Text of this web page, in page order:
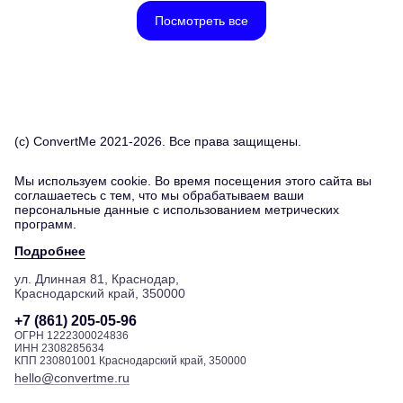
Яндекс Бизнес Апрелевка
Яндекс Бизнес Арзамас
Яндекс Бизнес Асбест
Яндекс Бизнес Астрахань
Яндекс Бизнес Ачинск
Яндекс Бизнес Аша
Яндекс Бизнес Балаково
Яндекс Бизнес Балашиха
Яндекс Бизнес Балашов
Яндекс Бизнес Барабинск
Яндекс Бизнес Барнаул
Яндекс Бизнес Батайск
Яндекс Бизнес Белая Калитва
Яндекс Бизнес Белгород
Яндекс Бизнес Белебей
Посмотреть все
(c) ConvertMe 2021-2026. Все права защищены.
Мы используем cookie. Во время посещения этого сайта вы
соглашаетесь с тем, что мы обрабатываем ваши
персональные данные с использованием метрических
программ.
Подробнее
ул. Длинная 81, Краснодар,
Краснодарский край, 350000
+7 (861) 205-05-96
ОГРН 1222300024836
ИНН 2308285634
КПП 230801001 Краснодарский край, 350000
hello@convertme.ru